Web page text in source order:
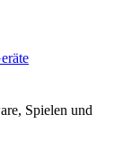
Spielen und